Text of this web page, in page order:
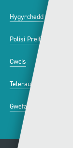
Hygyrchedd
Polisi Preifatrwydd
Cwcis
Telerau ac Amodau
Gwefannau A-Y